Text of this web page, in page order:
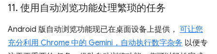
11. 使用自动浏览功能处理繁琐的任务
Android 版自动浏览功能现已在桌面设备上提供， 可让您
充分利用 Chrome 中的 Gemini，自动执行数字杂务 以便专